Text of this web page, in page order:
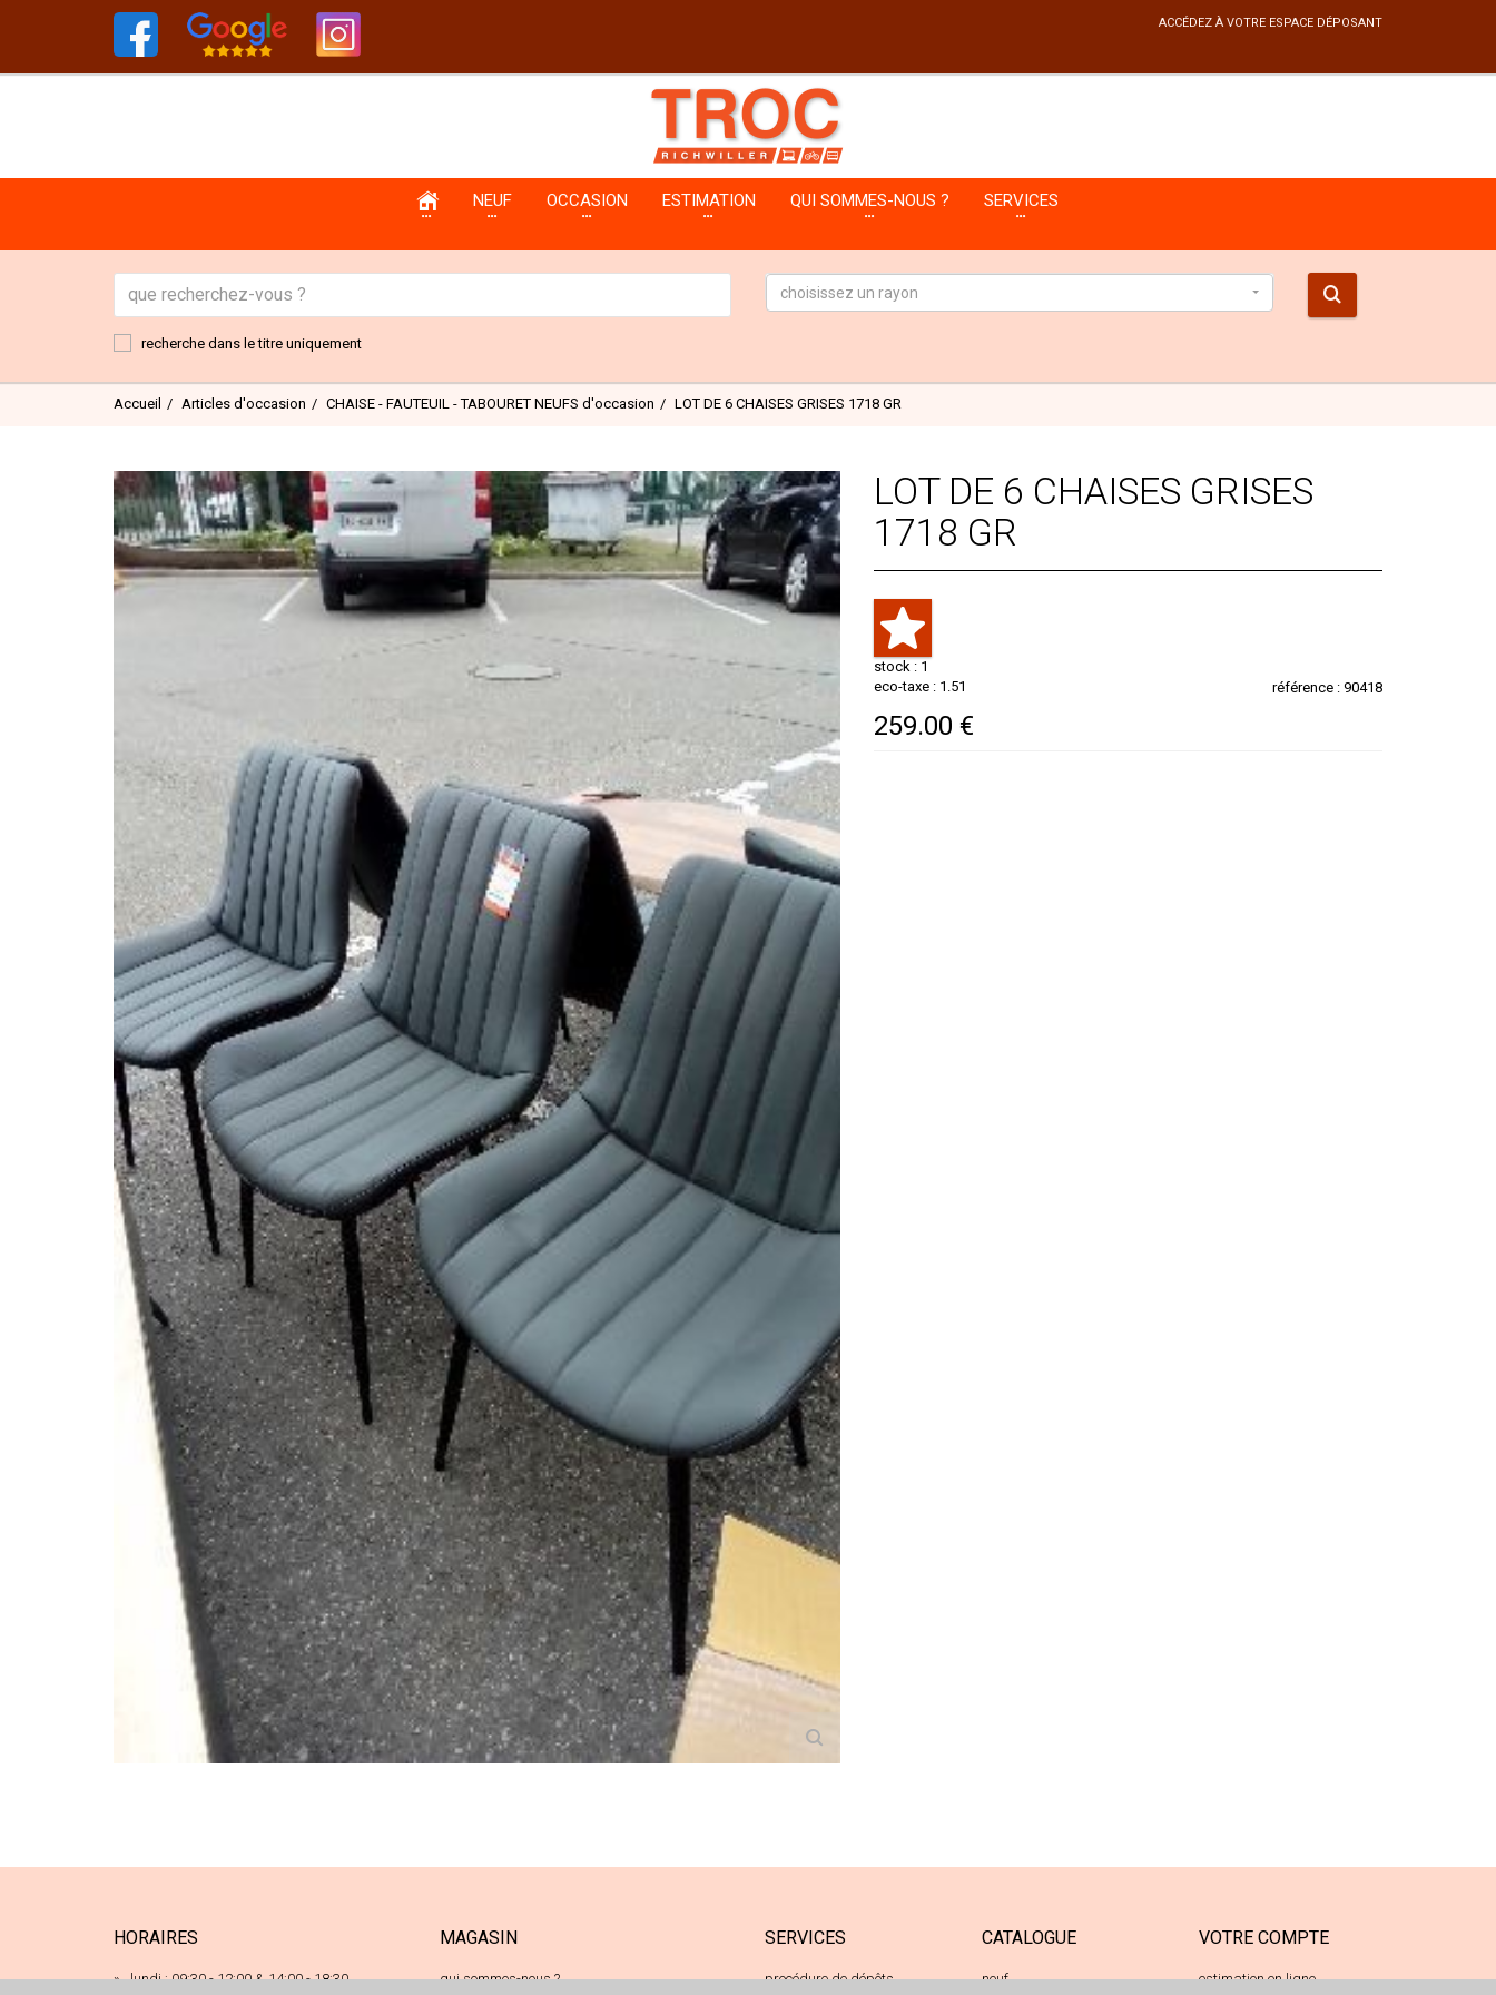
ACCÉDEZ À VOTRE ESPACE DÉPOSANT
NEUF OCCASION ESTIMATION QUI SOMMES-NOUS ? SERVICES
recherche dans le titre uniquement
choisissez un rayon
Accueil Articles d'occasion CHAISE - FAUTEUIL - TABOURET NEUFS d'occasion LOT DE 6 CHAISES GRISES 1718 GR
LOT DE 6 CHAISES GRISES
1718 GR
référence : 90418
stock : 1
eco-taxe : 1.51
259.00 €
HORAIRES
lundi : 09:30 - 12:00 & 14:00 - 18:30
MAGASIN
qui sommes-nous ?
SERVICES
procédure de dépôts
CATALOGUE
neuf
VOTRE COMPTE
estimation en ligne